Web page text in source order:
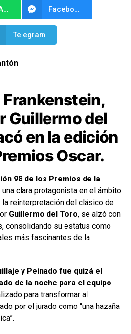
WhatsApp Facebook Messenger
Telegram
Frankenstein,
Guillermo del
en la edición
Oscar.
98 de los Premios de la
clara protagonista en el ámbito
la reinterpretación del clásico de
Guillermo del Toro, se alzó con
consolidando su estatus como
más fascinantes de la
y Peinado fue quizá el
de la noche para el equipo
para transformar al
por el jurado como “una hazaña